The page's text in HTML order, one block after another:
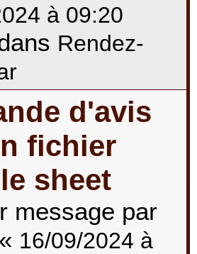
à 09:20
Rendez-
d'avis
fichier
sheet
message par
« 16/09/2024 à